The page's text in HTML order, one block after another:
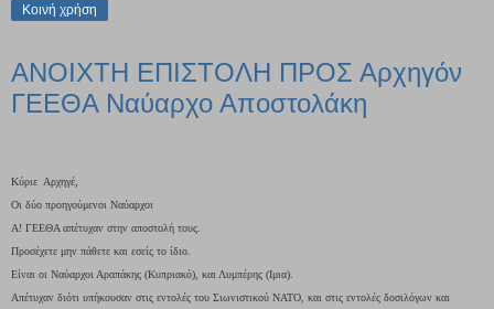
Κοινή χρήση
ΑΝΟΙΧΤΗ ΕΠΙΣΤΟΛΗ ΠΡΟΣ Αρχηγόν
ΓΕΕΘΑ Ναύαρχο Αποστολάκη
Κύριε Αρχηγέ,
Οι δύο προηγούμενοι Ναύαρχοι
Α! ΓΕΕΘΑ απέτυχαν στην αποστολή τους.
Προσέχετε μην πάθετε και εσείς το ίδιο.
Είναι οι Ναύαρχοι Αραπάκης (Κυπριακό), και Λυμπέρης (Ιμια).
Απέτυχαν διότι υπήκουσαν στις εντολές του Σιωνιστικού ΝΑΤΟ, και στις εντολές δοσιλόγων και